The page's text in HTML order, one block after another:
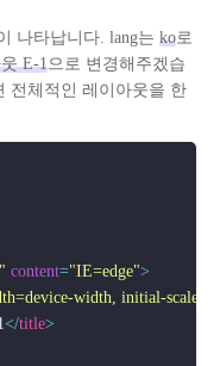
나타납니다. lang는 ko로
E-1으로 변경해주겠습
전체적인 레이아웃을 한
content="IE=edge">
width, initial-
</title>